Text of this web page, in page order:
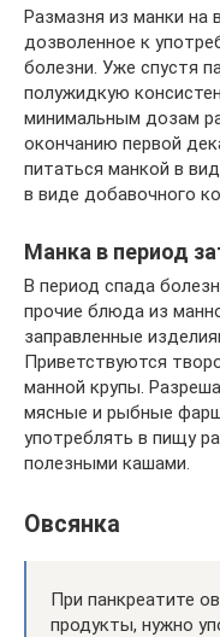
Размазня из манки на
дозволенное к
болезни. Уже спустя
полужидкую
минимальным дозам
окончанию первой
питаться манкой в
в виде добавочного
Манка в период
В период спада
прочие блюда из
заправленные
Приветствуются
манной крупы.
мясные и рыбные
употреблять в пищу
полезными кашами.
Овсянка
При панкреатите
продукты, нужно